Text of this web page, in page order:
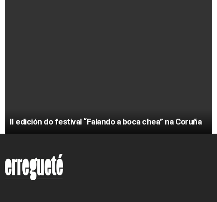
II edición do festival “Falando a boca chea” na Coruña